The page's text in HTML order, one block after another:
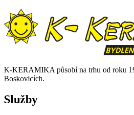
K-KERAMIKA působí na trhu od roku
Boskovicích.
Služby